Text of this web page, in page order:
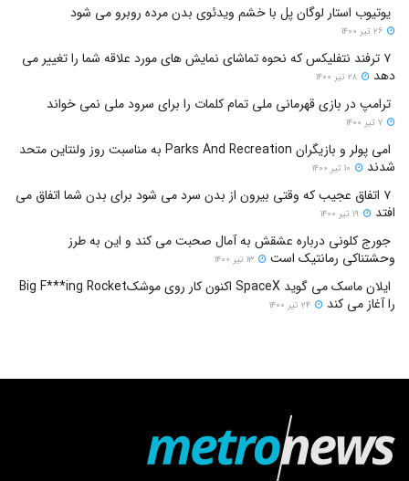
یوتیوب استار لوگان پل با خشم ویدئوی بدن مرده روبرو می شود
۷ ترفند نتفلیکس که نحوه تماشای نمایش های مورد علاقه شما را تغییر می
دهد
ترامپ در بازی قهرمانی ملی تمام کلمات را برای سرود ملی نمی خواند
امی پولر و بازیگران Parks And Recreation به مناسبت روز ولنتاین متحد
شدند
۷ اتفاق عجیب که وقتی بیرون از بدن سرد می شود برای بدن شما اتفاق می
افتد
جورج کلونی درباره عشقش به آمال صحبت می کند و این به طرز
وحشتناکی رمانتیک است
ایلان ماسک می گوید SpaceX اکنون کار روی موشکBig F***ing Rocket
را آغاز می کند